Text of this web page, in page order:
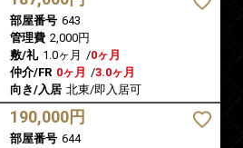
部屋番号 643
管理費 2,000円
敷/礼 1.0ヶ月 /0ヶ月
仲介/FR 0ヶ月 /3.0ヶ月
向き/入居 北東/即入居可
190,000円
部屋番号 644